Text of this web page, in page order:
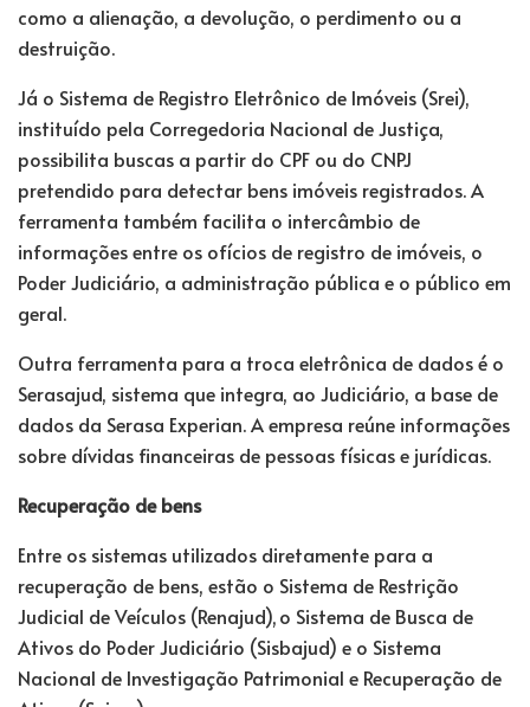
como a alienação, a devolução, o perdimento ou a
destruição.
Já o Sistema de Registro Eletrônico de Imóveis (Srei),
instituído pela Corregedoria Nacional de Justiça,
possibilita buscas a partir do CPF ou do CNPJ
pretendido para detectar bens imóveis registrados. A
ferramenta também facilita o intercâmbio de
informações entre os ofícios de registro de imóveis, o
Poder Judiciário, a administração pública e o público em
geral.
Outra ferramenta para a troca eletrônica de dados é o
Serasajud, sistema que integra, ao Judiciário, a base de
dados da Serasa Experian. A empresa reúne informações
sobre dívidas financeiras de pessoas físicas e jurídicas.
Recuperação de bens
Entre os sistemas utilizados diretamente para a
recuperação de bens, estão o Sistema de Restrição
Judicial de Veículos (Renajud), o Sistema de Busca de
Ativos do Poder Judiciário (Sisbajud) e o Sistema
Nacional de Investigação Patrimonial e Recuperação de